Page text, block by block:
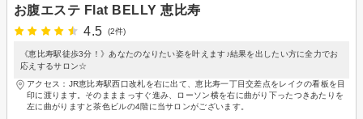
お腹エステ Flat BELLY 恵比寿
4.5
(2件)
《恵比寿駅徒歩3分！》あなたのなりたい姿を叶えます♪結果を出したい方に全力でお
応えするサロン☆
アクセス：JR恵比寿駅西口改札を右に出て、恵比寿一丁目交差点をレイクの看板を目
印に渡ります。そのまままっすぐ進み、ローソン横を右に曲がり下ったつきあたりを
左に曲がりますと茶色ビルの4階に当サロンがございます。